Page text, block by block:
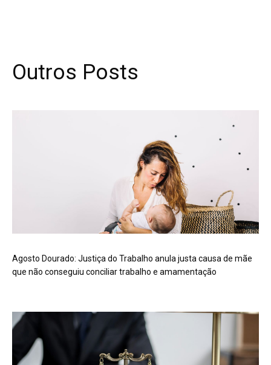
Outros Posts
Agosto Dourado: Justiça do Trabalho anula justa causa de mãe
que não conseguiu conciliar trabalho e amamentação